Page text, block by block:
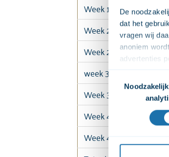
De
dat het
vragen wij
anoniem
advertenties
zodat we
video's. Wij
afspelen.
bekijken. Je
Week 1 vr t/m zo
Week 2 ma t/m do
Week 2 vr t/m zo
week 3 ma t/m do
Week 3 vr t/m zo
Week 4 ma t/m do
Week 4 vr t/m zo